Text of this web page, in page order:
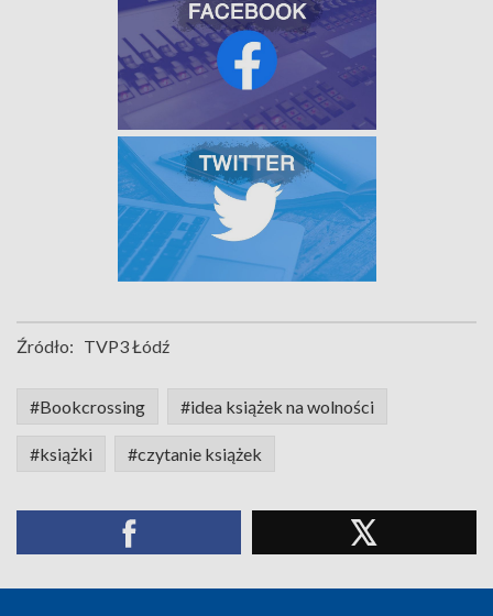
Źródło: TVP3 Łódź
#Bookcrossing #idea książek na wolności
#książki #czytanie książek